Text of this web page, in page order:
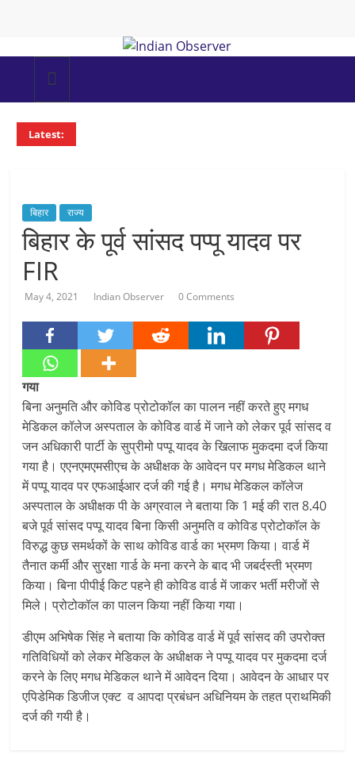
Indian
Observer
Latest:
बिहार राज्य
बिहार के पूर्व सांसद पप्पू यादव पर
FIR
May 4, 2021 Indian Observer 0 Comments
गया
बिना अनुमति और कोविड प्रोटोकॉल का पालन नहीं करते हुए मगध
मेडिकल कॉलेज अस्पताल के कोविड वार्ड में जाने को लेकर पूर्व सांसद व
जन अधिकारी पार्टी के सुप्रीमो पप्पू यादव के खिलाफ मुकदमा दर्ज किया
गया है। एएनएमएमसीएच के अधीक्षक के आवेदन पर मगध मेडिकल थाने
में पप्पू यादव पर एफआईआर दर्ज की गई है। मगध मेडिकल कॉलेज
अस्पताल के अधीक्षक पी के अग्रवाल ने बताया कि 1 मई की रात 8.40
बजे पूर्व सांसद पप्पू यादव बिना किसी अनुमति व कोविड प्रोटोकॉल के
विरुद्ध कुछ समर्थकों के साथ कोविड वार्ड का भ्रमण किया। वार्ड में
तैनात कर्मी और सुरक्षा गार्ड के मना करने के बाद भी जबर्दस्ती भ्रमण
किया। बिना पीपीई किट पहने ही कोविड वार्ड में जाकर भर्ती मरीजों से
मिले। प्रोटोकॉल का पालन किया नहीं किया गया।
डीएम अभिषेक सिंह ने बताया कि कोविड वार्ड में पूर्व सांसद की उपरोक्त
गतिविधियों को लेकर मेडिकल के अधीक्षक ने पप्पू यादव पर मुकदमा दर्ज
करने के लिए मगध मेडिकल थाने में आवेदन दिया। आवेदन के आधार पर
एपिडेमिक डिजीज एक्ट व आपदा प्रबंधन अधिनियम के तहत प्राथमिकी
दर्ज की गयी है।